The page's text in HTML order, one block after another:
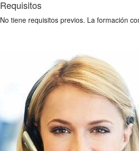
Requisitos
No tiene requisitos previos. La formación